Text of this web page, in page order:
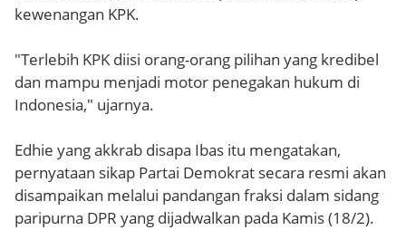
kewenangan KPK.
"Terlebih KPK diisi orang-orang pilihan yang kredibel
dan mampu menjadi motor penegakan hukum di
Indonesia," ujarnya.
Edhie yang akkrab disapa Ibas itu mengatakan,
pernyataan sikap Partai Demokrat secara resmi akan
disampaikan melalui pandangan fraksi dalam sidang
paripurna DPR yang dijadwalkan pada Kamis (18/2).